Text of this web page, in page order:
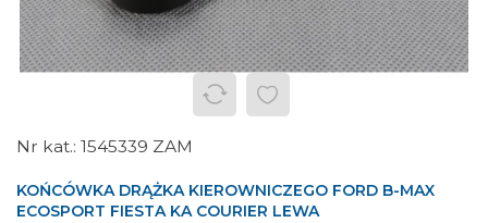
1545339 ZAM
KOŃCÓWKA DRĄŻKA KIEROWNICZEGO FORD B-MAX
ECOSPORT FIESTA KA COURIER LEWA